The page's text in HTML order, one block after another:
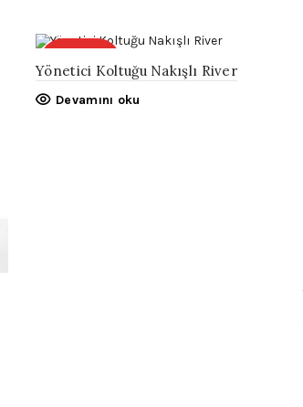
Yönetici Koltuğu Nakışlı River
Devamını oku